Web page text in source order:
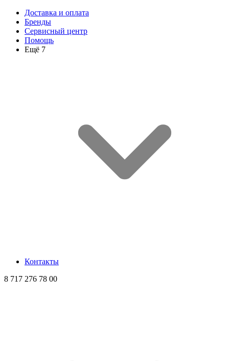
Доставка и оплата
Бренды
Сервисный центр
Помощь
Ещё 7
Контакты
8 717 276 78 00